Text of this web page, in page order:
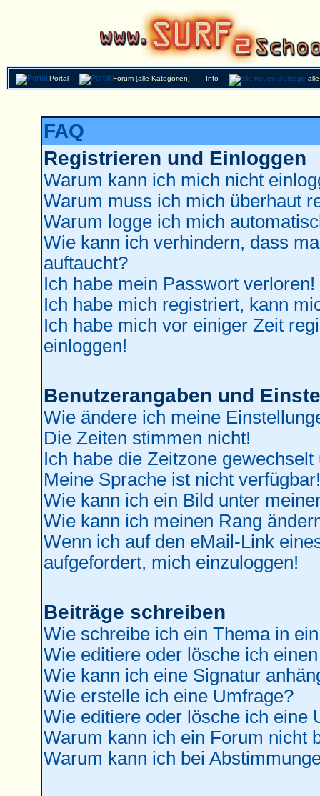
Portal Forum [alle Kategorien] Info
FAQ
Registrieren und Einloggen
Warum kann ich mich nicht
Warum muss ich mich überhaut
Warum logge ich mich
Wie kann ich verhindern, dass
auftaucht?
Ich habe mein Passwort verloren!
Ich habe mich registriert, kann
Ich habe mich vor einiger Zeit
einloggen!
Benutzerangaben und
Wie ändere ich meine
Die Zeiten stimmen nicht!
Ich habe die Zeitzone
Meine Sprache ist nicht
Wie kann ich ein Bild unter
Wie kann ich meinen Rang
Wenn ich auf den eMail-Link
aufgefordert, mich einzuloggen!
Beiträge schreiben
Wie schreibe ich ein Thema in
Wie editiere oder lösche ich
Wie kann ich eine Signatur
Wie erstelle ich eine Umfrage?
Wie editiere oder lösche ich eine
Warum kann ich ein Forum nicht
Warum kann ich bei